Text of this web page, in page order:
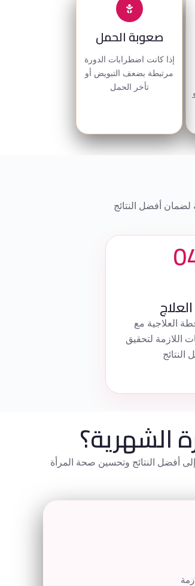
صعوبة الحمل
إذا كانت اضطرابات الدورة
مرتبطة بضعف التبويض أو
تأخر الحمل
أفضل النتائج
العلاجية مع
اللازمة لتحقيق
النتائج
الشهرية؟
أفضل النتائج وتحسين صحة المرأة